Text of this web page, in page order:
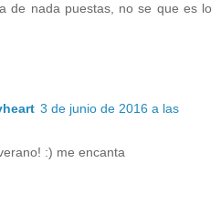
de nada puestas, no se que es lo
3 de junio de 2016 a las
:) me encanta